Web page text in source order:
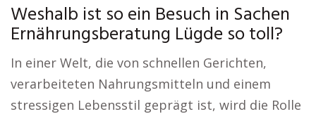
Weshalb ist so ein Besuch in Sachen
Ernährungsberatung Lügde so toll?
In einer Welt, die von schnellen Gerichten,
verarbeiteten Nahrungsmitteln und einem
stressigen Lebensstil geprägt ist, wird die Rolle